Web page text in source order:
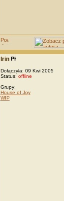
Irin
Dołączyła: 09 Kwi 2005
Status: offline
Grupy:
House of Joy
WIP